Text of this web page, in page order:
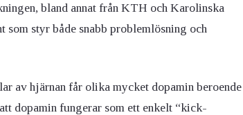
bland annat från KTH och Karolinska
styr både snabb problemlösning och
av hjärnan får olika mycket dopamin beroende
dopamin fungerar som ett enkelt “kick-